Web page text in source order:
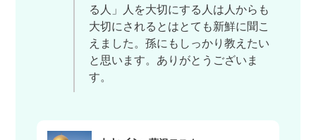
る人」人を大切にする人は人からも
大切にされるとはとても新鮮に聞こ
えました。孫にもしっかり教えたい
と思います。ありがとうございま
す。